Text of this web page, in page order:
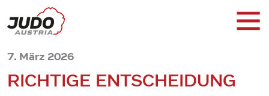
7. März 2026
RICHTIGE ENTSCHEIDUNG